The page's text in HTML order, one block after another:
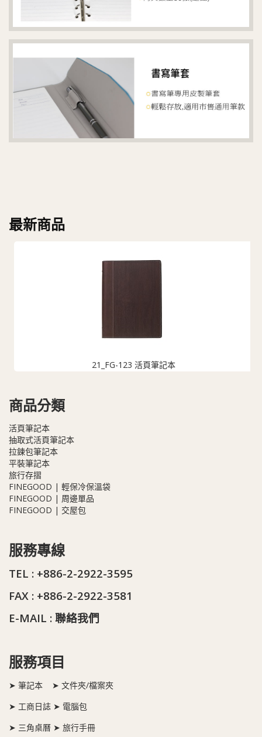
最新商品
21_FG-123 活頁筆記本
商品分類
活頁筆記本
抽取式活頁筆記本
拉鍊包筆記本
平裝筆記本
旅行存摺
FINEGOOD | 輕保冷保溫袋
FINEGOOD | 周邊單品
FINEGOOD | 交屋包
服務專線
TEL : +886-2-2922-3595
FAX : +886-2-2922-3581
E-MAIL : 聯絡我們
服務項目
➤ 筆記本 ➤ 文件夾/檔案夾
➤ 工商日誌 ➤ 電腦包
➤ 三角桌曆 ➤ 旅行手冊